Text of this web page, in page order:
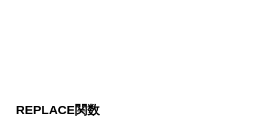
REPLACE関数